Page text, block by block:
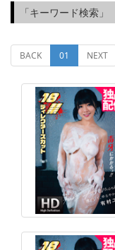
「キーワード検索」
BACK 01 (current)
NEXT